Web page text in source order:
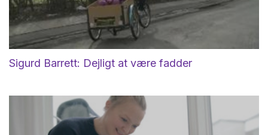
Sigurd Barrett: Dejligt at være fadder